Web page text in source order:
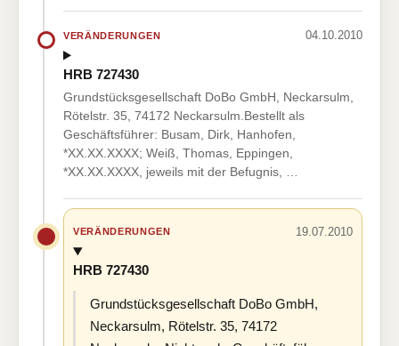
VERÄNDERUNGEN 04.10.2010
HRB 727430
Grundstücksgesellschaft DoBo GmbH, Neckarsulm,
Rötelstr. 35, 74172 Neckarsulm.Bestellt als
Geschäftsführer: Busam, Dirk, Hanhofen,
*XX.XX.XXXX; Weiß, Thomas, Eppingen,
*XX.XX.XXXX, jeweils mit der Befugnis, …
VERÄNDERUNGEN 19.07.2010
HRB 727430
Grundstücksgesellschaft DoBo GmbH,
Neckarsulm, Rötelstr. 35, 74172